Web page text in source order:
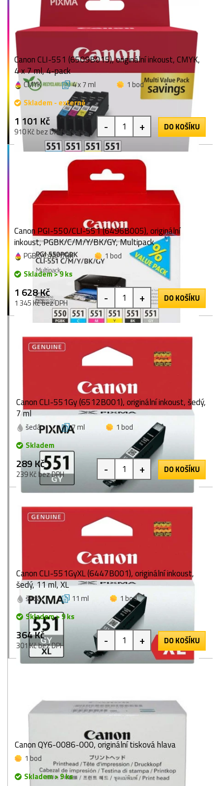
Canon CLI-551 (6509B015), originální inkoust, CMYK,
4 x 7 ml, 4-pack
CMYK 4 x 7 ml
1 bod
Skladem - externě
1 101 Kč
910 Kč bez DPH - + DO KOŠÍKU
Canon PGI-550/CLI-551 (6496B005), originální
inkoust, PGBK/C/M/Y/BK/GY, Multipack
PGBK/C/M/Y/BK
1 bod
Skladem > 9 ks
1 628 Kč
1 345 Kč bez DPH - + DO KOŠÍKU
Canon CLI-551Gy (6512B001), originální inkoust, šedý,
7 ml
šedá 7 ml
1 bod
Skladem
289 Kč
239 Kč bez DPH - + DO KOŠÍKU
Canon CLI-551GyXL (6447B001), originální inkoust,
šedý, 11 ml, XL
šedá 11 ml
1 bod
Skladem > 9 ks
364 Kč
301 Kč bez DPH - + DO KOŠÍKU
Canon QY6-0086-000, originální tisková hlava
1 bod
Skladem > 9 ks